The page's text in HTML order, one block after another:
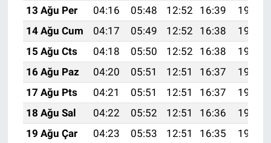
13 Ağu Per
04:16 05:48 12:52 16:39
19:46
14 Ağu Cum
04:17 05:49 12:52 16:38
19:45
15 Ağu Cts
04:18 05:50 12:52 16:38
19:44
16 Ağu Paz
04:20 05:51 12:51 16:37
19:42
17 Ağu Pts
04:21 05:51 12:51 16:37
19:41
18 Ağu Sal
04:22 05:52 12:51 16:36
19:40
19 Ağu Çar
04:23 05:53 12:51 16:35
19:39